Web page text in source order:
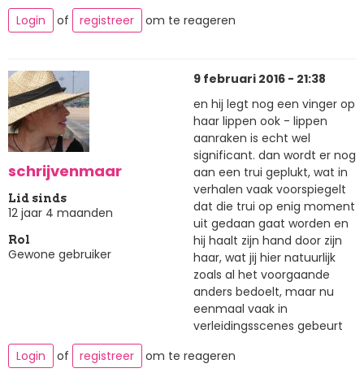
Login
of registreer om te reageren
schrijvenmaar
Lid sinds
12 jaar 4 maanden
Rol
Gewone gebruiker
9 februari 2016 - 21:38
en hij legt nog een vinger op
haar lippen ook - lippen
aanraken is echt wel
significant. dan wordt er nog
aan een trui geplukt, wat in
verhalen vaak voorspiegelt
dat die trui op enig moment
uit gedaan gaat worden en
hij haalt zijn hand door zijn
haar, wat jij hier natuurlijk
zoals al het voorgaande
anders bedoelt, maar nu
eenmaal vaak in
verleidingsscenes gebeurt
Login
of registreer om te reageren